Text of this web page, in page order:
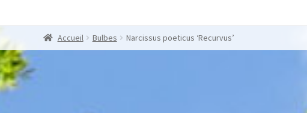
Accueil Bulbes Narcissus poeticus ‘Recurvus’